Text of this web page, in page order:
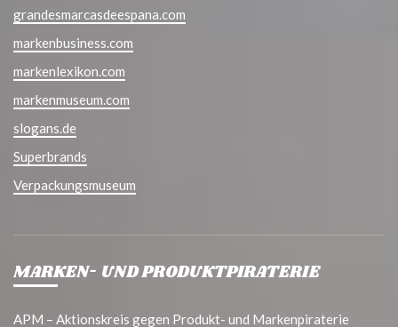
grandesmarcasdeespana.com
markenbusiness.com
markenlexikon.com
markenmuseum.com
slogans.de
Superbrands
Verpackungsmuseum
MARKEN- UND PRODUKTPIRATERIE
APM – Aktionskreis gegen Produkt- und Markenpiraterie